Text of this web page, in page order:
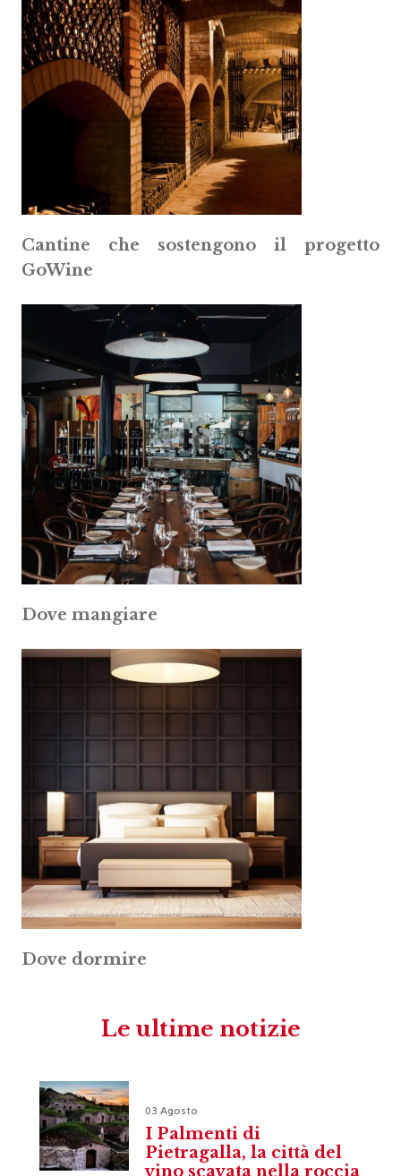
Cantine che sostengono il progetto
GoWine
Dove mangiare
Dove dormire
Le ultime notizie
03 Agosto
I Palmenti di
Pietragalla, la città del
vino scavata nella roccia